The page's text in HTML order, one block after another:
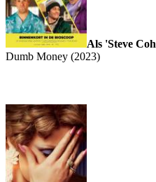
Als 'Steve
Dumb Money (2023)